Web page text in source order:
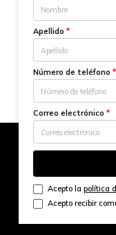
Apellido *
Número de teléfono *
Correo electrónico *
Acepto la política
Acepto recibir